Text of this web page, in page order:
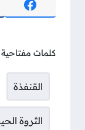
كلمات مفتاحية
القنفذة
الثروة